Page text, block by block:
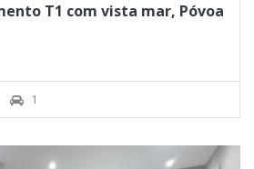
T1 com vista mar, Póvoa
1